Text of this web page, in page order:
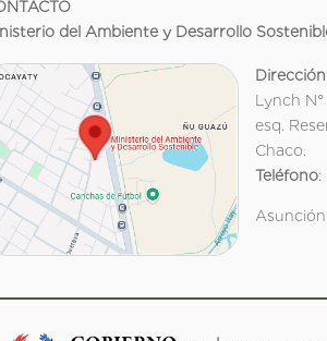
del Ambiente y Desarrollo
Dirección
Lynch
esq.
Chaco.
Teléfono: